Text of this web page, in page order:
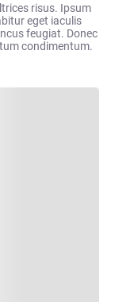
risus. Ipsum
eget iaculis
feugiat. Donec
condimentum.